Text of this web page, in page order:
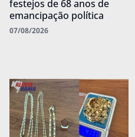
festejos de 68 anos de
emancipação política
07/08/2026